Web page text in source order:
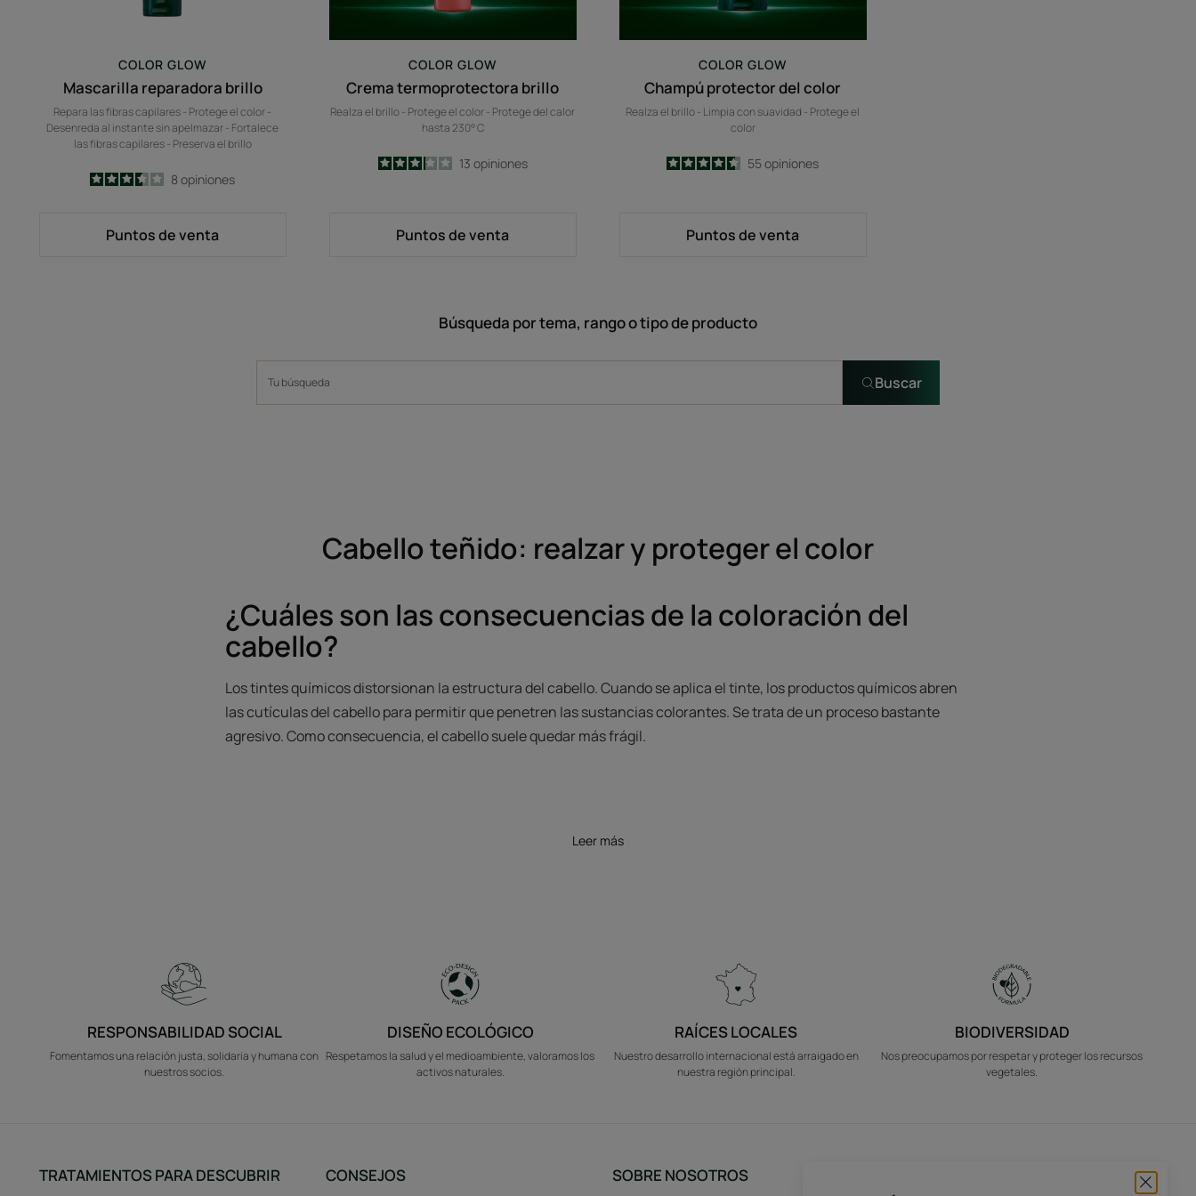
COLOR GLOW
Mascarilla reparadora brillo
Repara las fibras capilares - Protege el color -
Desenreda al instante sin apelmazar - Fortalece
las fibras capilares - Preserva el brillo
3.5
/
5
8opiniones
Puntos de venta
COLOR GLOW
Crema termoprotectora brillo
Realza el brillo - Protege el color - Protege del calor
hasta 230° C
3.2
/5
13 opiniones
Puntos de venta
COLOR GLOW
Champú protector del color
Realza el brillo - Limpia con suavidad - Protege el
color
4.6
/
5
55opiniones
Puntos de venta
Búsqueda por tema, rango o tipo de producto
Buscar
Cabello teñido: realzar y proteger el color
¿Cuáles son las consecuencias de la coloración del
cabello?
Los tintes químicos distorsionan la estructura del cabello. Cuando se aplica el tinte, los productos químicos abren
las cutículas del cabello para permitir que penetren las sustancias colorantes. Se trata de un proceso bastante
agresivo. Como consecuencia, el cabello suele quedar más frágil.
Leer más
RESPONSABILIDAD SOCIAL
Fomentamos una relación justa, solidaria y humana con
nuestros socios.
DISEÑO ECOLÓGICO
Respetamos la salud y el medioambiente, valoramos los
activos naturales.
RAÍCES LOCALES
Nuestro desarrollo internacional está arraigado en
nuestra región principal.
BIODIVERSIDAD
Nos preocupamos por respetar y proteger los recursos
vegetales.
TRATAMIENTOS PARA DESCUBRIR CONSEJOS SOBRE NOSOTROS